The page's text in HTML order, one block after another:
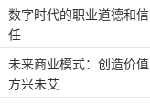
数字时代的职业道德和信
任
未来商业模式：创造价值
方兴未艾